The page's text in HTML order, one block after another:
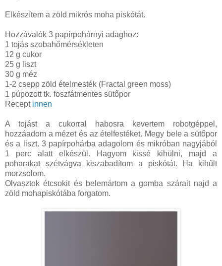
Elkészítem a zöld mikrós moha piskótát.
Hozzávalók 3 papírpohárnyi adaghoz:
1 tojás szobahőmérsékleten
12 g cukor
25 g liszt
30 g méz
1-2 csepp zöld ételmesték (Fractal green moss)
1 púpozott tk. foszfátmentes sütőpor
Recept innen
A tojást a cukorral habosra kevertem robotgéppel,
hozzáadom a mézet és az ételfestéket. Megy bele a sütőpor
és a liszt. 3 papírpohárba adagolom és mikróban nagyjából
1 perc alatt elkészül. Hagyom kissé kihülni, majd a
poharakat szétvágva kiszabadítom a piskótát. Ha kihűlt
morzsolom.
Olvasztok étcsokit és belemártom a gomba szárait najd a
zöld mohapiskótába forgatom.